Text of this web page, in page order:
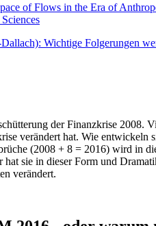
of Flows in the Era of
Wichtige Folgerungen
der Finanzkrise
verändert hat. Wie
(2008 + 8 = 2016) wird in
sie in dieser Form und
verändert.